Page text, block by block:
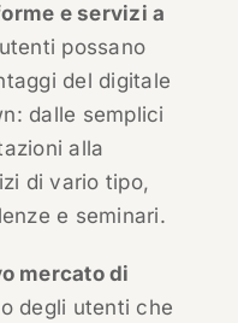
e servizi a
possano
del digitale
dalle semplici
alla
di vario tipo,
e seminari.
mercato di
degli utenti che